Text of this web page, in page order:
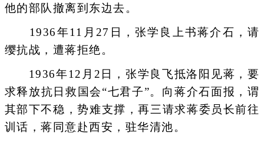
他的部队撤离到东边去。
1936年11月27日，张学良上书蒋介石，请
缨抗战，遭蒋拒绝。
1936年12月2日，张学良飞抵洛阳见蒋，要
求释放抗日救国会“七君子”。向蒋介石面报，谓
其部下不稳，势难支撑，再三请求蒋委员长前往
训话，蒋同意赴西安，驻华清池。